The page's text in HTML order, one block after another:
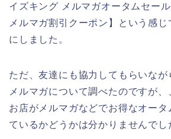
イズキング メルマガオータムセー
メルマガ割引クーポン】という感じ
にしました。
ただ、友達にも協力してもらいな
メルマガについて調べたのですが
お店がメルマガなどでお得なオータ
ているかどうかは分かりませんでし